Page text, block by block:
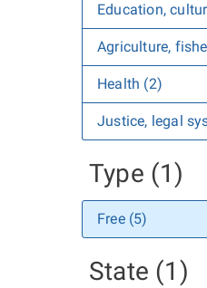
Education,
Agriculture,
Health (2)
Justice, legal
Type (1)
Free (5)
State (1)